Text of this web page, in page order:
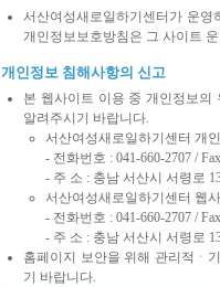
서산여성새로일하기센터가 운
개인정보보호방침은 그 사이트
개인정보 침해사항의 신고
본 웹사이트 이용 중 개인정보
알려주시기 바랍니다.
서산여성새로일하기센터 개
- 전화번호 : 041-660-2707 /
- 주 소 : 충남 서산시 서령로
서산여성새로일하기센터 웹
- 전화번호 : 041-660-2707 /
- 주 소 : 충남 서산시 서령로
홈페이지 보안을 위해 관리적ㆍ
기 바랍니다.